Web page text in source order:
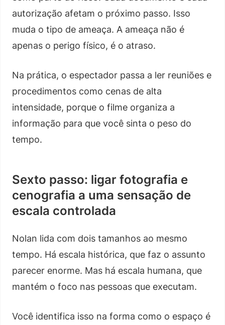
autorização afetam o próximo passo. Isso
muda o tipo de ameaça. A ameaça não é
apenas o perigo físico, é o atraso.
Na prática, o espectador passa a ler reuniões e
procedimentos como cenas de alta
intensidade, porque o filme organiza a
informação para que você sinta o peso do
tempo.
Sexto passo: ligar fotografia e
cenografia a uma sensação de
escala controlada
Nolan lida com dois tamanhos ao mesmo
tempo. Há escala histórica, que faz o assunto
parecer enorme. Mas há escala humana, que
mantém o foco nas pessoas que executam.
Você identifica isso na forma como o espaço é